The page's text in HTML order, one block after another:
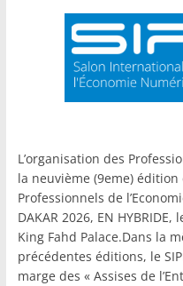
L’organisation des
la neuvième (9eme)
Professionnels de
DAKAR 2026, EN
King Fahd Palace.Dans la
précédentes éditions, le
marge des « Assises de